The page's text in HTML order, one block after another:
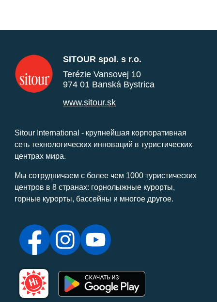
SITOUR spol. s r.o.
Terézie Vansovej 10
974 01 Banská Bystrica
www.sitour.sk
Sitour International - крупнейшая корпоративная
сеть технологических инноваций в туристических
центрах мира.
Мы сотрудничаем с более чем 1000 туристических
центров в 8 странах: горнолыжные курорты,
горные курорты, бассейны и многое другое.